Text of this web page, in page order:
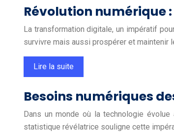
Révolution numérique
La transformation digitale, un impératif
survivre mais aussi prospérer et maintenir
Lire la suite
Besoins numériques
Dans un monde où la technologie
statistique révélatrice souligne cette